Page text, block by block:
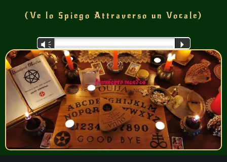
(Ve lo Spiego Attraverso un Vocale)
Audio
Player
Vm P